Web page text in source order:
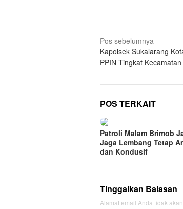
Navigasi
pos
Pos sebelumnya
Kapolsek Sukalarang
PPIN Tingkat
POS TERKAIT
Patroli Malam Brimob
Jaga Lembang Tetap
dan Kondusif
Tinggalkan Balasan
Alamat email Anda tidak